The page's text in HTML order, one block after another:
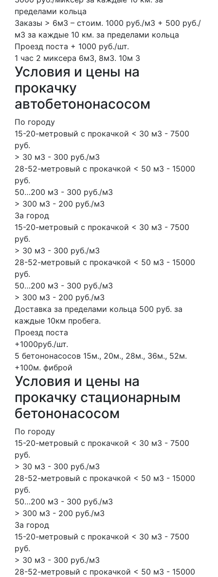
пределами кольца
Заказы > 6м3 – стоим. 1000 руб./м3 + 500 руб./
м3 за каждые 10 км. за пределами кольца
Проезд поста + 1000 руб./шт.
1 час 2 миксера 6м3, 8м3. 10м 3
Условия и цены на
прокачку
автобетононасосом
По городу
15-20-метровый с прокачкой < 30 м3 - 7500
руб.
> 30 м3 - 300 руб./м3
28-52-метровый с прокачкой < 50 м3 - 15000
руб.
50…200 м3 - 300 руб./м3
> 300 м3 - 200 руб./м3
За город
15-20-метровый с прокачкой < 30 м3 - 7500
руб.
> 30 м3 - 300 руб./м3
28-52-метровый с прокачкой < 50 м3 - 15000
руб.
50…200 м3 - 300 руб./м3
> 300 м3 - 200 руб./м3
Доставка за пределами кольца 500 руб. за
каждые 10км пробега.
Проезд поста
+1000руб./шт.
5 бетононасосов 15м., 20м., 28м., 36м., 52м.
+100м. фиброй
Условия и цены на
прокачку стационарным
бетононасосом
По городу
15-20-метровый с прокачкой < 30 м3 - 7500
руб.
> 30 м3 - 300 руб./м3
28-52-метровый с прокачкой < 50 м3 - 15000
руб.
50…200 м3 - 300 руб./м3
> 300 м3 - 200 руб./м3
За город
15-20-метровый с прокачкой < 30 м3 - 7500
руб.
> 30 м3 - 300 руб./м3
28-52-метровый с прокачкой < 50 м3 - 15000